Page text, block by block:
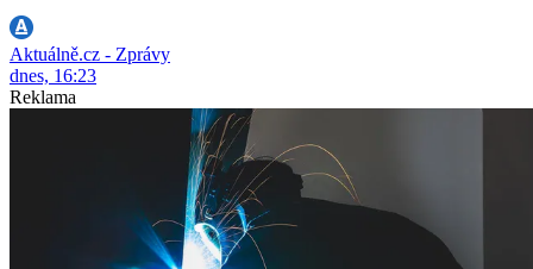
Aktuálně.cz - Zprávy
dnes, 16:23
Reklama